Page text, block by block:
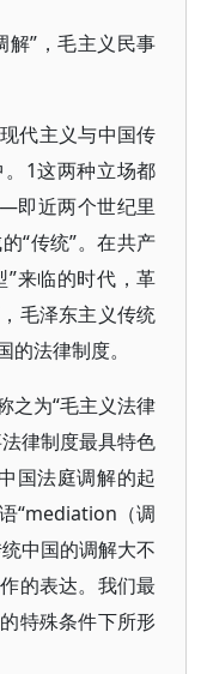
解”，毛主义民事
代主义与中国传
1这两种立场都
即近两个世纪里
“传统”。在共产
”来临的时代，革
毛泽东主义传统
法律制度。
之为“毛主义法律
律制度最具特色
国法庭调解的起
“mediation（调
中国的调解大不
的表达。我们最
特殊条件下所形